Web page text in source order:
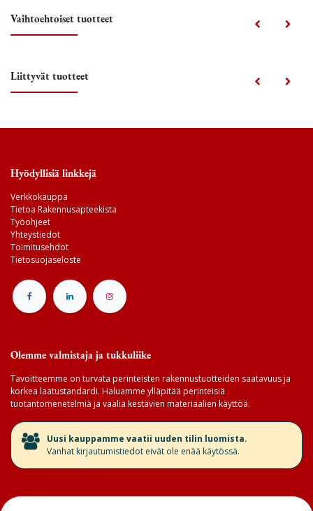
Vaihtoehtoiset tuotteet
Liittyvät tuotteet
Hyödyllisiä linkkejä
Verkkokauppa
Tietoa Rakennusapteekista
Työohjeet
Yhteystiedot
Toimitusehdot
Tietosuojaseloste
Olemme valmistaja ja tukkuliike
Tavoitteemme on turvata perinteisten rakennustuotteiden saatavuus ja
korkea laatustandardi. Haluamme ylläpitää perinteisiä
tuotantomenetelmiä ja vaalia kestävien materiaalien käyttöä.
​Uusi kauppamme vaatii uuden tilin luomista.
Vanhat kirjautumistiedot eivät ole enää käytössä.